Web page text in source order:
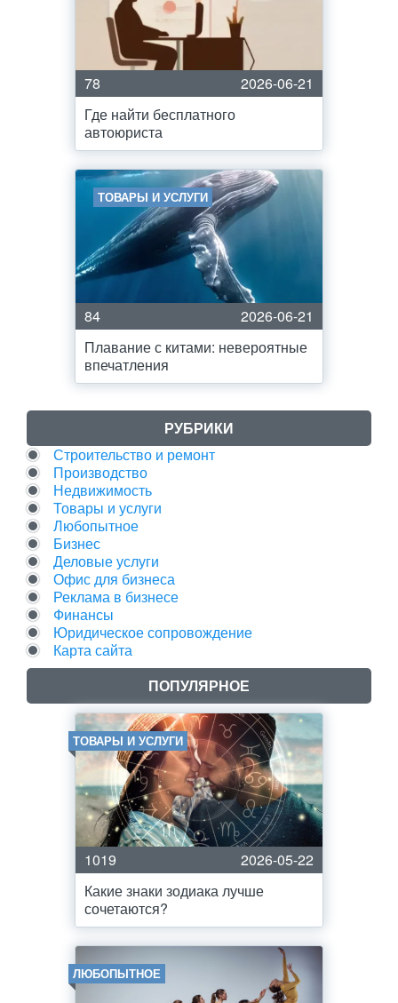
78
2026-06-21
Где найти бесплатного
автоюриста
ТОВАРЫ И УСЛУГИ
84
2026-06-21
Плавание с китами: невероятные
впечатления
РУБРИКИ
Строительство и ремонт
Производство
Недвижимость
Товары и услуги
Любопытное
Бизнес
Деловые услуги
Офис для бизнеса
Реклама в бизнесе
Финансы
Юридическое сопровождение
Карта сайта
ПОПУЛЯРНОЕ
ТОВАРЫ И УСЛУГИ
1019
2026-05-22
Какие знаки зодиака лучше
сочетаются?
ЛЮБОПЫТНОЕ